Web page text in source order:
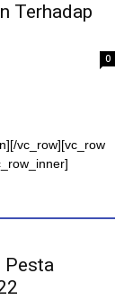
Terhadap
0
vc_row][vc_row
Pesta